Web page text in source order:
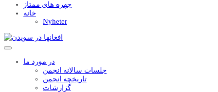
چهره های ممتاز
خانه
Nyheter
در مورد ما
جلسات سالانه انجمن
تاریخچه انجمن
گزارشات